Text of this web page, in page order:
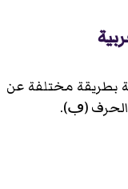
بطريقة مختلفة عن
الحرف (ڢ).